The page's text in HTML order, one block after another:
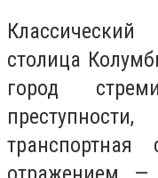
столица
город